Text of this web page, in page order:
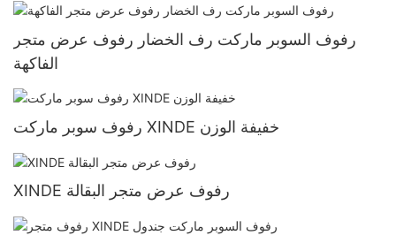
رفوف السوبر ماركت رف الخضار رفوف عرض متجر
الفاكهة
رفوف سوبر ماركت XINDE خفيفة الوزن
XINDE رفوف عرض متجر البقالة